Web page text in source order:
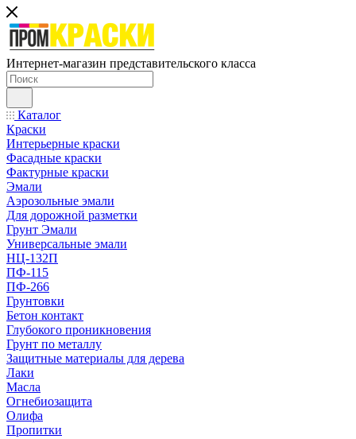
Интернет-магазин представительского класса
Каталог
Краски
Интерьерные краски
Фасадные краски
Фактурные краски
Эмали
Аэрозольные эмали
Для дорожной разметки
Грунт Эмали
Универсальные эмали
НЦ-132П
ПФ-115
ПФ-266
Грунтовки
Бетон контакт
Глубокого проникновения
Грунт по металлу
Защитные материалы для дерева
Лаки
Масла
Огнебиозащита
Олифа
Пропитки